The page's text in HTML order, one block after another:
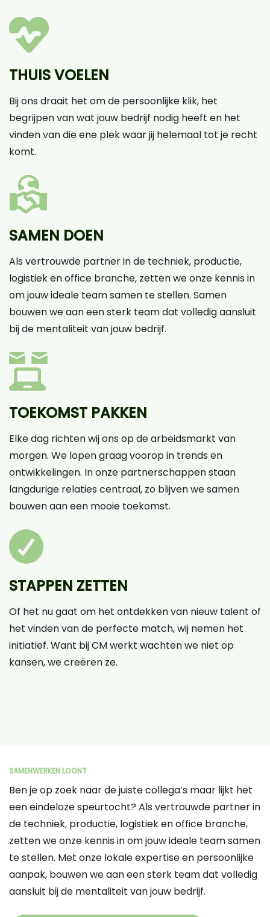
THUIS VOELEN
Bij ons draait het om de persoonlijke klik, het
begrijpen van wat jouw bedrijf nodig heeft en het
vinden van die ene plek waar jij helemaal tot je recht
komt.
SAMEN DOEN
Als vertrouwde partner in de techniek, productie,
logistiek en office branche, zetten we onze kennis in
om jouw ideale team samen te stellen. Samen
bouwen we aan een sterk team dat volledig aansluit
bij de mentaliteit van jouw bedrijf.
TOEKOMST PAKKEN
Elke dag richten wij ons op de arbeidsmarkt van
morgen. We lopen graag voorop in trends en
ontwikkelingen. In onze partnerschappen staan
langdurige relaties centraal, zo blijven we samen
bouwen aan een mooie toekomst.
STAPPEN ZETTEN
Of het nu gaat om het ontdekken van nieuw talent of
het vinden van de perfecte match, wij nemen het
initiatief. Want bij CM werkt wachten we niet op
kansen, we creëren ze.
SAMENWERKEN LOONT
Ben je op zoek naar de juiste collega’s maar lijkt het
een eindeloze speurtocht? Als vertrouwde partner in
de techniek, productie, logistiek en office branche,
zetten we onze kennis in om jouw ideale team samen
te stellen. Met onze lokale expertise en persoonlijke
aanpak, bouwen we aan een sterk team dat volledig
aansluit bij de mentaliteit van jouw bedrijf.